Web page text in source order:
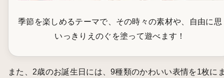
季節を楽しめるテーマで、その時々の素材や、自由に思
いっきりえのぐを塗って遊べます！
また、2歳のお誕生日には、9種類のかわいい表情を1枚に